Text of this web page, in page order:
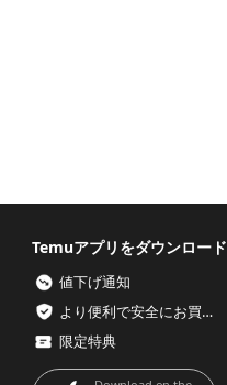
Temuアプリをダウンロード
値下げ通知
より便利で安全にお買い物を
限定特典